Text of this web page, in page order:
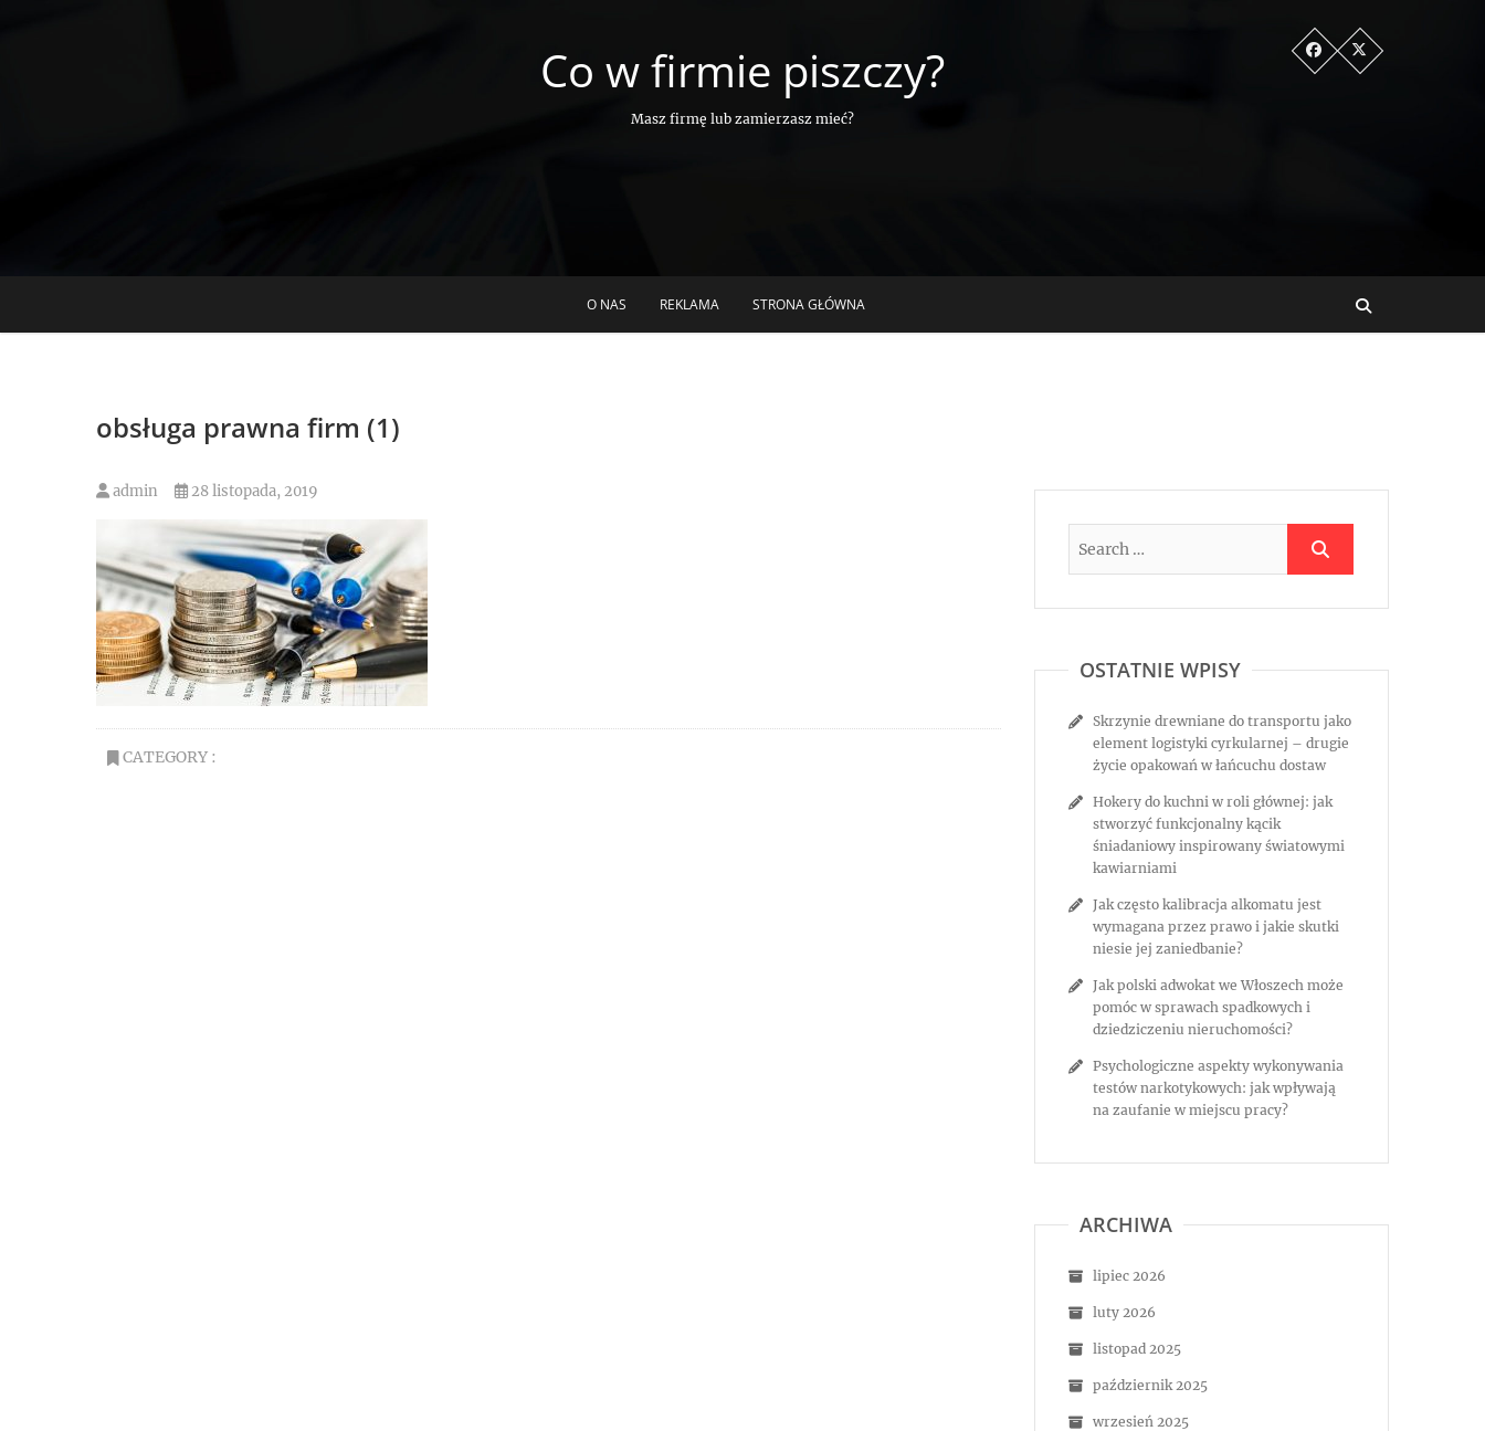
Co w firmie piszczy?
Masz firmę lub zamierzasz mieć?
O NAS REKLAMA STRONA GŁÓWNA
obsługa prawna firm (1)
admin 28 listopada, 2019
CATEGORY :
OSTATNIE WPISY
Skrzynie drewniane do transportu jako
element logistyki cyrkularnej – drugie
życie opakowań w łańcuchu dostaw
Hokery do kuchni w roli głównej: jak
stworzyć funkcjonalny kącik
śniadaniowy inspirowany światowymi
kawiarniami
Jak często kalibracja alkomatu jest
wymagana przez prawo i jakie skutki
niesie jej zaniedbanie?
Jak polski adwokat we Włoszech może
pomóc w sprawach spadkowych i
dziedziczeniu nieruchomości?
Psychologiczne aspekty wykonywania
testów narkotykowych: jak wpływają
na zaufanie w miejscu pracy?
ARCHIWA
lipiec 2026
luty 2026
listopad 2025
październik 2025
wrzesień 2025